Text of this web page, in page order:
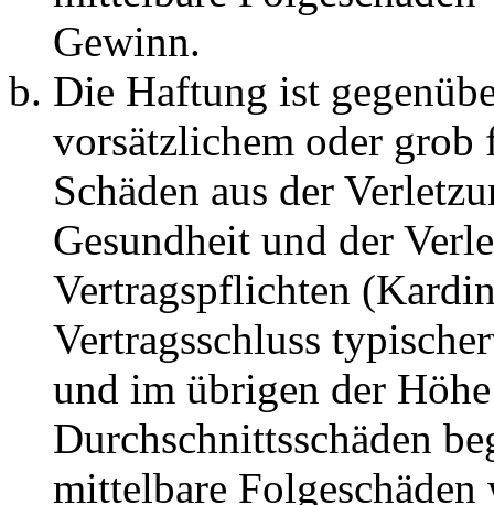
Gewinn.
Die Haftung ist
vorsätzlichem oder grob
Schäden aus der
Gesundheit und der
Vertragspflichten
Vertragsschluss
und im übrigen der
Durchschnittsschäden
mittelbare Folgeschäden